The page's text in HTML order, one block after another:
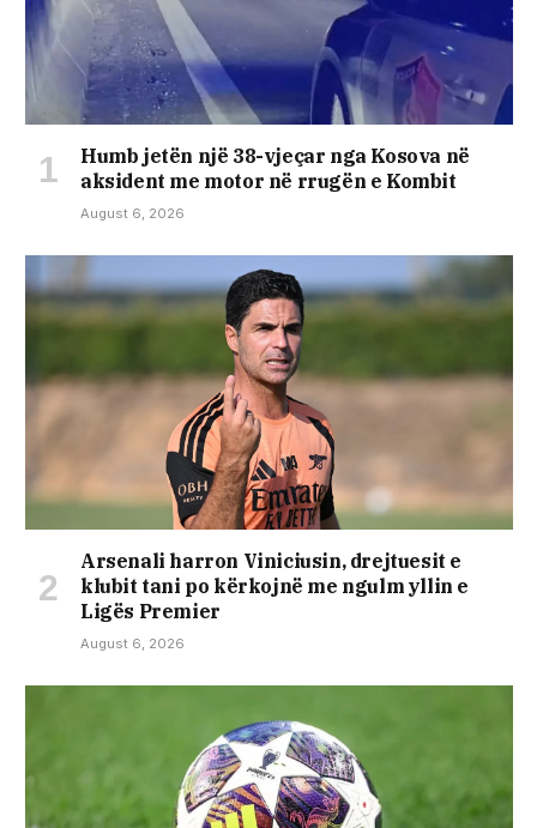
Humb jetën një 38-vjeçar nga Kosova në
aksident me motor në rrugën e Kombit
August 6, 2026
Arsenali harron Viniciusin, drejtuesit e
klubit tani po kërkojnë me ngulm yllin e
Ligës Premier
August 6, 2026